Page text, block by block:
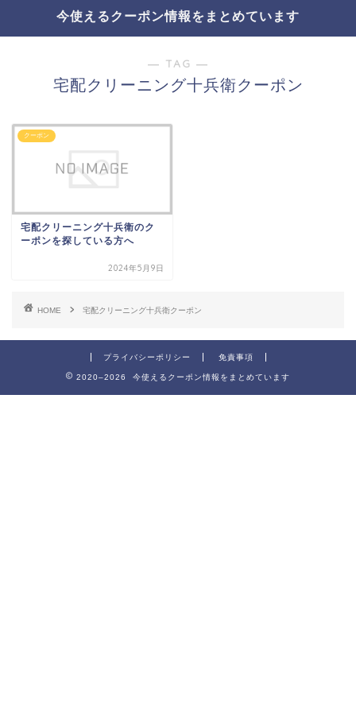
今使えるクーポン情報をまとめています
― TAG ―
宅配クリーニング十兵衛クーポン
クーポン
宅配クリーニング十兵衛のク
ーポンを探している方へ
2024年5月9日
HOME 宅配クリーニング十兵衛クーポン
プライバシーポリシー 免責事項
2020–2026 今使えるクーポン情報をまとめています